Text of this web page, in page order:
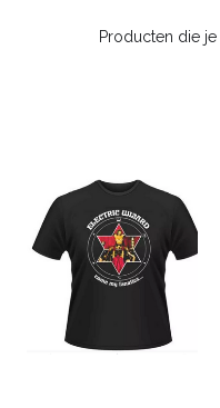
Producten die